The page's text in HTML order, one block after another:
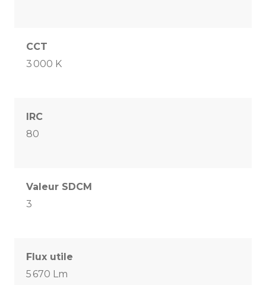
CCT
3 000 K
IRC
80
Valeur SDCM
3
Flux utile
5 670 Lm